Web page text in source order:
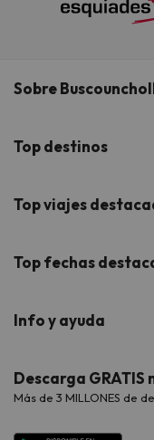
Sobre
¿Quiénes somos?
Buscounchollo en los
Proveedores
Viajes para grupos
Top destinos
Hoteles Andalucía
Hoteles Cataluña
Hoteles Galicia
Top viajes
Viajes con Niños
Viajes de Novios
Chollos con Todo
Top fechas
Verano
Vacaciones en Agosto
Info y ayuda
Contáctanos
Preguntas frecuentes
Descarga GRATIS
Más de 3 MILLONES de